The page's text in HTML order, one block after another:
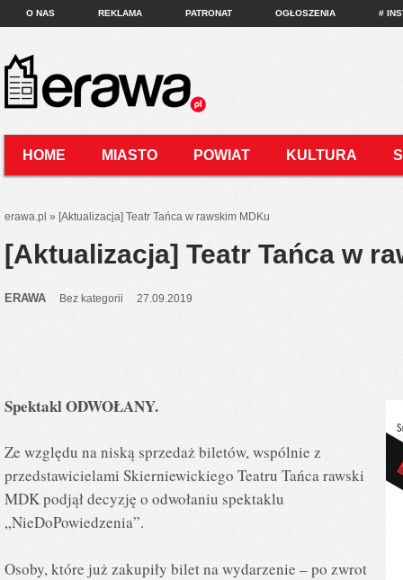
O NAS REKLAMA PATRONAT OGŁOSZENIA #
HOME MIASTO POWIAT KULTURA
erawa.pl » [Aktualizacja] Teatr Tańca w rawskim MDKu
[Aktualizacja] Teatr Tańca w
ERAWA Bez kategorii 27.09.2019
Spektakl ODWOŁANY.
Ze względu na niską sprzedaż biletów, wspólnie z
przedstawicielami Skierniewickiego Teatru Tańca rawski
MDK podjął decyzję o odwołaniu spektaklu
„NieDoPowiedzenia”.
Osoby, które już zakupiły bilet na wydarzenie – po zwrot